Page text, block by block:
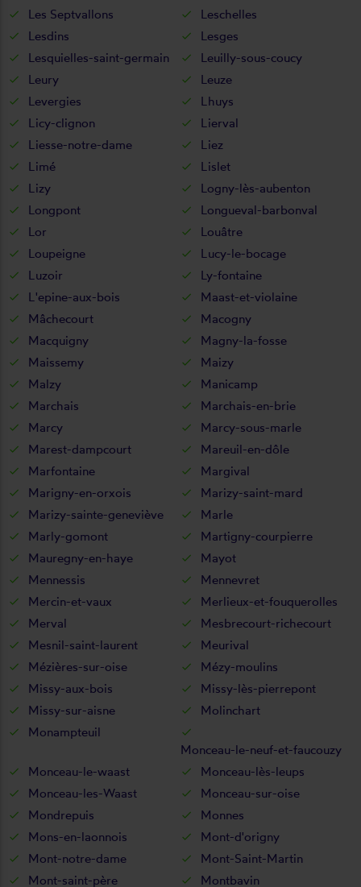
Les Septvallons
Leschelles
Lesdins
Lesges
Lesquielles-saint-germain
Leuilly-sous-coucy
Leury
Leuze
Levergies
Lhuys
Licy-clignon
Lierval
Liesse-notre-dame
Liez
Limé
Lislet
Lizy
Logny-lès-aubenton
Longpont
Longueval-barbonval
Lor
Louâtre
Loupeigne
Lucy-le-bocage
Luzoir
Ly-fontaine
L'epine-aux-bois
Maast-et-violaine
Mâchecourt
Macogny
Macquigny
Magny-la-fosse
Maissemy
Maizy
Malzy
Manicamp
Marchais
Marchais-en-brie
Marcy
Marcy-sous-marle
Marest-dampcourt
Mareuil-en-dôle
Marfontaine
Margival
Marigny-en-orxois
Marizy-saint-mard
Marizy-sainte-geneviève
Marle
Marly-gomont
Martigny-courpierre
Mauregny-en-haye
Mayot
Mennessis
Mennevret
Mercin-et-vaux
Merlieux-et-fouquerolles
Merval
Mesbrecourt-richecourt
Mesnil-saint-laurent
Meurival
Mézières-sur-oise
Mézy-moulins
Missy-aux-bois
Missy-lès-pierrepont
Missy-sur-aisne
Molinchart
Monampteuil
Monceau-le-neuf-et-faucouzy
Monceau-le-waast
Monceau-lès-leups
Monceau-les-Waast
Monceau-sur-oise
Mondrepuis
Monnes
Mons-en-laonnois
Mont-d'origny
Mont-notre-dame
Mont-Saint-Martin
Mont-saint-père
Montbavin